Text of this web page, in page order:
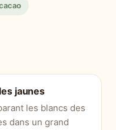
jaunes
les blancs des
dans un grand